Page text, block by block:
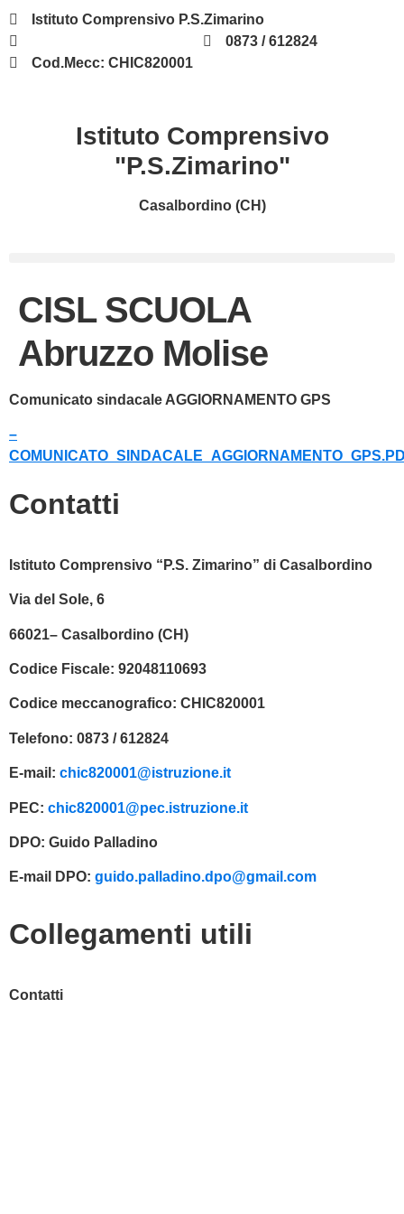
contenuto
Istituto Comprensivo P.S.Zimarino
0873 / 612824
Cod.Mecc: CHIC820001
Istituto Comprensivo
"P.S.Zimarino"
Casalbordino (CH)
CISL SCUOLA
Abruzzo Molise
Comunicato sindacale AGGIORNAMENTO GPS
–
Contatti
Istituto Comprensivo “P.S. Zimarino” di Casalbordino
Via del Sole, 6
66021– Casalbordino (CH)
Codice Fiscale: 92048110693
Codice meccanografico: CHIC820001
Telefono: 0873 / 612824
E-mail: chic820001@istruzione.it
PEC: chic820001@pec.istruzione.it
DPO: Guido Palladino
E-mail DPO: guido.palladino.dpo@gmail.com
Collegamenti utili
Contatti